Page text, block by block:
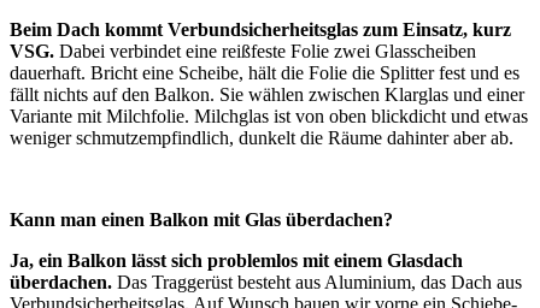
Beim Dach kommt Verbundsicherheitsglas zum Einsatz, kurz
VSG. Dabei verbindet eine reißfeste Folie zwei Glasscheiben
dauerhaft. Bricht eine Scheibe, hält die Folie die Splitter fest und es
fällt nichts auf den Balkon. Sie wählen zwischen Klarglas und einer
Variante mit Milchfolie. Milchglas ist von oben blickdicht und etwas
weniger schmutzempfindlich, dunkelt die Räume dahinter aber ab.
Kann man einen Balkon mit Glas überdachen?
Ja, ein Balkon lässt sich problemlos mit einem Glasdach
überdachen. Das Traggerüst besteht aus Aluminium, das Dach aus
Verbundsicherheitsglas. Auf Wunsch bauen wir vorne ein Schiebe-